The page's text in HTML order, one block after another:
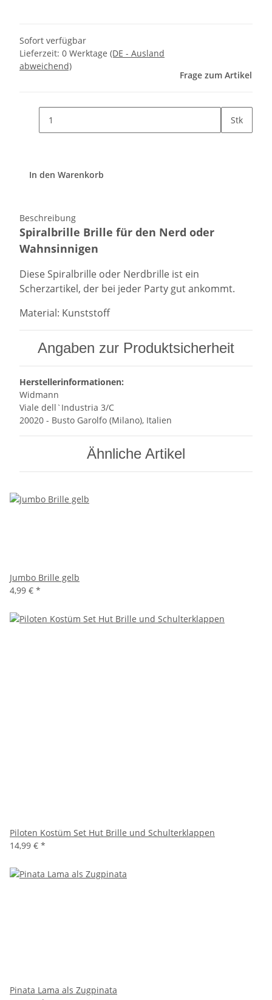
Sofort verfügbar
Lieferzeit: 0 Werktage (DE - Ausland
abweichend)
Frage zum Artikel
Stk
In den Warenkorb
Beschreibung
Spiralbrille Brille für den Nerd oder
Wahnsinnigen
Diese Spiralbrille oder Nerdbrille ist ein
Scherzartikel, der bei jeder Party gut ankommt.
Material: Kunststoff
Angaben zur Produktsicherheit
Herstellerinformationen:
Widmann
Viale dell`Industria 3/C
20020 - Busto Garolfo (Milano), Italien
Ähnliche Artikel
Jumbo Brille gelb
4,99 € *
Piloten Kostüm Set Hut Brille und Schulterklappen
14,99 € *
Pinata Lama als Zugpinata